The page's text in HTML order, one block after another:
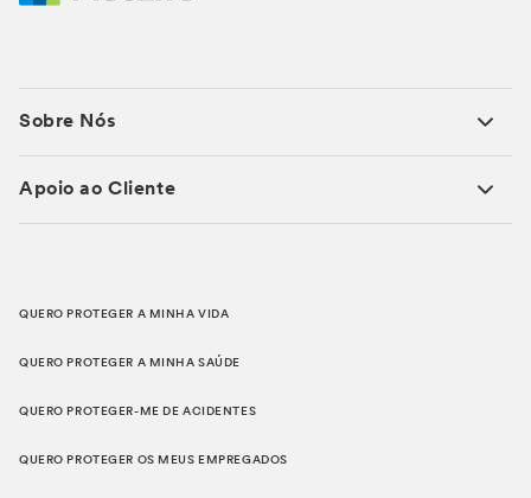
Sobre Nós
Apoio ao Cliente
QUERO PROTEGER A MINHA VIDA
QUERO PROTEGER A MINHA SAÚDE
QUERO PROTEGER-ME DE ACIDENTES
QUERO PROTEGER OS MEUS EMPREGADOS